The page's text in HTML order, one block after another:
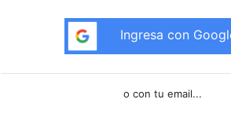
Ingresa con
o con tu email...